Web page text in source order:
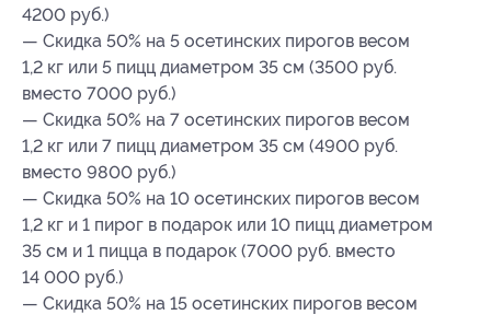
4200 руб.)
— Скидка 50% на 5 осетинских пирогов весом
1,2 кг или 5 пицц диаметром 35 см (3500 руб.
вместо 7000 руб.)
— Скидка 50% на 7 осетинских пирогов весом
1,2 кг или 7 пицц диаметром 35 см (4900 руб.
вместо 9800 руб.)
— Скидка 50% на 10 осетинских пирогов весом
1,2 кг и 1 пирог в подарок или 10 пицц диаметром
35 см и 1 пицца в подарок (7000 руб. вместо
14 000 руб.)
— Скидка 50% на 15 осетинских пирогов весом